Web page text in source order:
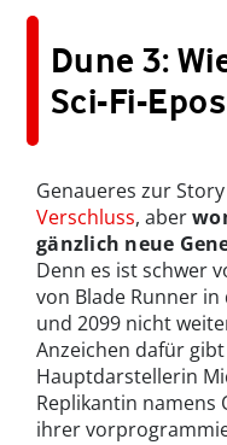
Dune 3:
Sci-Fi-
Genaueres zur
Verschluss, aber
gänzlich neue
Denn es ist schwer
von Blade Runner in
und 2099 nicht
Anzeichen dafür
Hauptdarstellerin
Replikantin namens
ihrer